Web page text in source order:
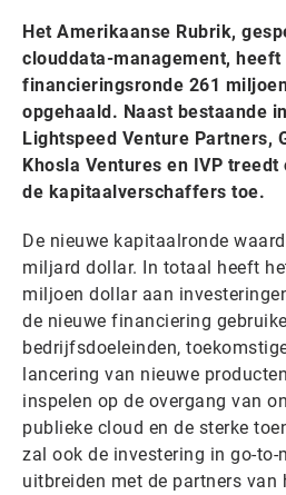
Het Amerikaanse Rubrik,
clouddata-management, heeft
financieringsronde 261
opgehaald. Naast bestaande
Lightspeed Venture Partners,
Khosla Ventures en IVP
de kapitaalverschaffers toe.
De nieuwe kapitaalronde
miljard dollar. In totaal heeft
miljoen dollar aan
de nieuwe financiering
bedrijfsdoeleinden,
lancering van nieuwe
inspelen op de overgang van
publieke cloud en de sterke
zal ook de investering in go-
uitbreiden met de partners van